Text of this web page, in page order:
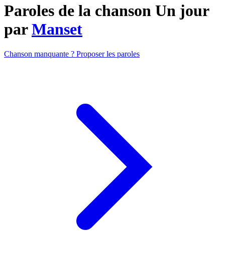
Paroles de la chanson Un jour
parManset
Chanson manquante ? Proposer les paroles